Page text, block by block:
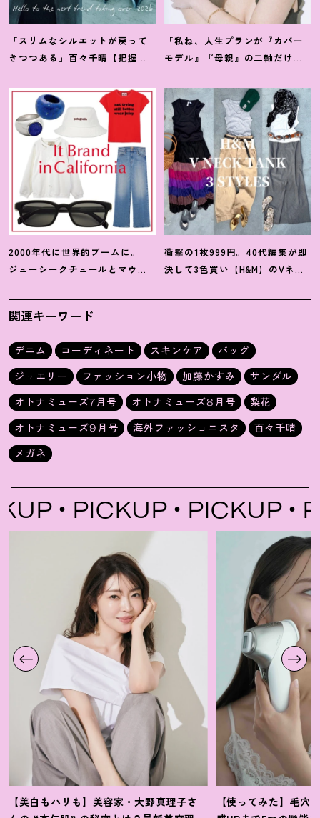
「スリムなシルエットが戻って
きつつある」百々千晴【把握し
て？
「私ね、人生プランが『カバー
モデル』『母親』の二軸だけな
き方】
2000年代に世界的ブームに。
ジューシークチュールとマウ
ド】6選
衝撃の1枚999円。40代編集が即
決して3色買い【H&M】のVネッ
3選
関連キーワード
デニム コーディネート スキンケア
バッグ
ジュエリー
ファッション小物 加藤かすみ
サンダル
オトナミューズ7月号
オトナミューズ8月号
梨花
オトナミューズ9月号
海外ファッショニスタ
百々千晴
メガネ
PICKUP PICKUP
【美白もハリも】美容家・大野真理子さ
【使ってみた】毛穴